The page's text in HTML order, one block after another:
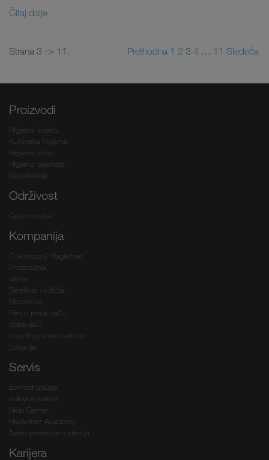
Čitaj dalje
Strana 3 -> 11. Prethodna 1 2 3 4 … 11 Sledeća
Proizvodi
Higijena toaleta
Kuhinjska higijena
Higijena veša
Higijena objekata
Dezinfekcija
Održivost
Greenovative
Kompanija
O kompaniji Hagleitner
Proizvodnja
Istorija
Sertifikati i odličjia
Reference
Film o preduzeću
dobavljači
izvoz/trgovinski partneri
Lokacije
Servis
Izvrnost usluge
edibyhagleitner
Help Center
Hagleitner Academy
često postavljana pitanja
Karijera